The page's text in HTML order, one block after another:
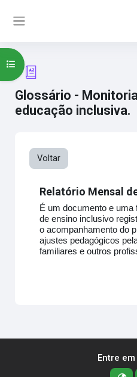
Glossário -
educação inclusiva.
Abrir índice do curso
Voltar
Relatório Mensal
É um documento e uma
de ensino inclusivo
o acompanhamento do
ajustes pedagógicos
familiares e outros
Entre